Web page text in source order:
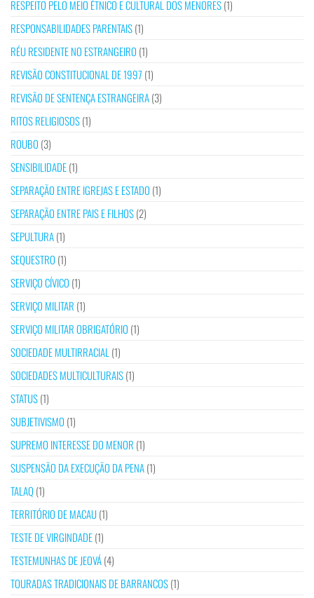
RESPEITO PELO MEIO ÉTNICO E CULTURAL DOS MENORES(1)
RESPONSABILIDADES PARENTAIS(1)
RÉU RESIDENTE NO ESTRANGEIRO (1)
REVISÃO CONSTITUCIONAL DE 1997 (1)
REVISÃO DE SENTENÇA ESTRANGEIRA(3)
RITOS RELIGIOSOS(1)
ROUBO (3)
SENSIBILIDADE(1)
SEPARAÇÃO ENTRE IGREJAS E ESTADO (1)
SEPARAÇÃO ENTRE PAIS E FILHOS(2)
SEPULTURA(1)
SEQUESTRO (1)
SERVIÇO CÍVICO (1)
SERVIÇO MILITAR (1)
SERVIÇO MILITAR OBRIGATÓRIO (1)
SOCIEDADE MULTIRRACIAL (1)
SOCIEDADES MULTICULTURAIS(1)
STATUS(1)
SUBJETIVISMO (1)
SUPREMO INTERESSE DO MENOR (1)
SUSPENSÃO DA EXECUÇÃO DA PENA(1)
TALAQ(1)
TERRITÓRIO DE MACAU(1)
TESTE DE VIRGINDADE(1)
TESTEMUNHAS DE JEOVÁ(4)
TOURADAS TRADICIONAIS DE BARRANCOS(1)